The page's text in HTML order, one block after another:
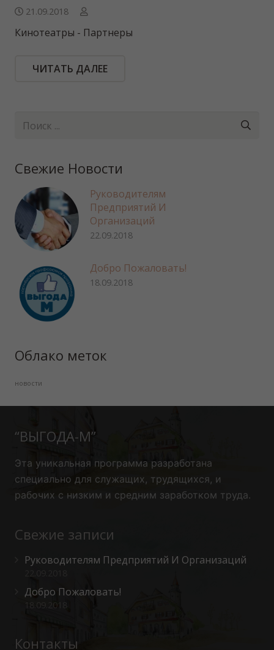
21.09.2018
Кинотеатры - Партнеры
ЧИТАТЬ ДАЛЕЕ
Свежие Новости
Руководителям
Предприятий И
Организаций
22.09.2018
Добро Пожаловать!
18.09.2018
Облако меток
новости
“ВЫГОДА-М”
Эта уникальная программа разработана
специально для служащих, трудящихся, и
рабочих с низким и средним заработком труда.
Свежие записи
Руководителям Предприятий И Организаций
Добро Пожаловать!
18.09.2018
Контакты